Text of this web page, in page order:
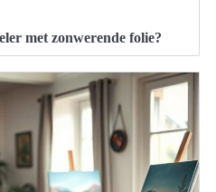
met zonwerende folie?